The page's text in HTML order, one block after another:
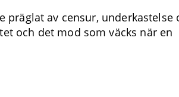
präglat av censur, underkastelse
och det mod som väcks när en